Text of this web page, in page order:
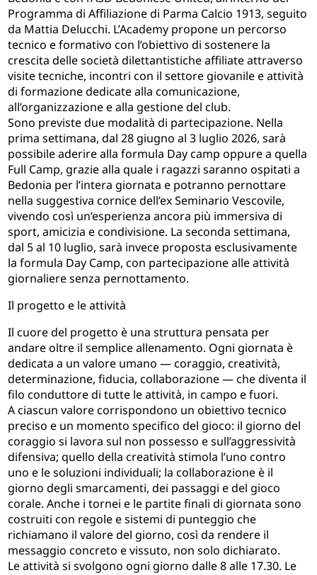
Programma di Affiliazione di Parma Calcio 1913, seguito
da Mattia Delucchi. L’Academy propone un percorso
tecnico e formativo con l’obiettivo di sostenere la
crescita delle società dilettantistiche affiliate attraverso
visite tecniche, incontri con il settore giovanile e attività
di formazione dedicate alla comunicazione,
all’organizzazione e alla gestione del club.
Sono previste due modalità di partecipazione. Nella
prima settimana, dal 28 giugno al 3 luglio 2026, sarà
possibile aderire alla formula Day camp oppure a quella
Full Camp, grazie alla quale i ragazzi saranno ospitati a
Bedonia per l’intera giornata e potranno pernottare
nella suggestiva cornice dell’ex Seminario Vescovile,
vivendo così un’esperienza ancora più immersiva di
sport, amicizia e condivisione. La seconda settimana,
dal 5 al 10 luglio, sarà invece proposta esclusivamente
la formula Day Camp, con partecipazione alle attività
giornaliere senza pernottamento.
Il progetto e le attività
Il cuore del progetto è una struttura pensata per
andare oltre il semplice allenamento. Ogni giornata è
dedicata a un valore umano — coraggio, creatività,
determinazione, fiducia, collaborazione — che diventa il
filo conduttore di tutte le attività, in campo e fuori.
A ciascun valore corrispondono un obiettivo tecnico
preciso e un momento specifico del gioco: il giorno del
coraggio si lavora sul non possesso e sull’aggressività
difensiva; quello della creatività stimola l’uno contro
uno e le soluzioni individuali; la collaborazione è il
giorno degli smarcamenti, dei passaggi e del gioco
corale. Anche i tornei e le partite finali di giornata sono
costruiti con regole e sistemi di punteggio che
richiamano il valore del giorno, così da rendere il
messaggio concreto e vissuto, non solo dichiarato.
Le attività si svolgono ogni giorno dalle 8 alle 17.30. Le